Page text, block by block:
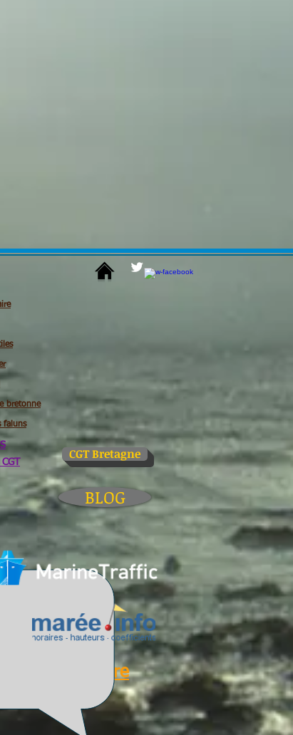
CGT Bretagne
bretonne
faluns
BLOG
Glossaire